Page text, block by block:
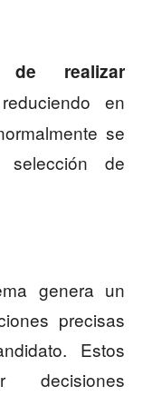
de realizar
en
se
de
genera un
precisas
Estos
decisiones